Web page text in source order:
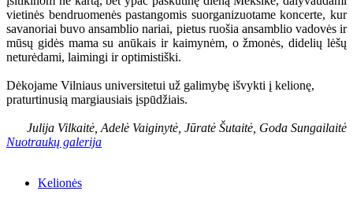
vietinės bendruomenės pastangomis suorganizuotame koncerte, kur
savanoriai buvo ansamblio nariai, pietus ruošia ansamblio vadovės ir
mūsų gidės mama su anūkais ir kaimynėm, o žmonės, didelių lėšų
neturėdami, laimingi ir optimistiški.
Dėkojame Vilniaus universitetui už galimybę išvykti į kelionę,
praturtinusią margiausiais įspūdžiais.
Julija Vilkaitė, Adelė Vaiginytė, Jūratė Šutaitė, Goda Sungailaitė
Nuotraukų galerija
Kelionės